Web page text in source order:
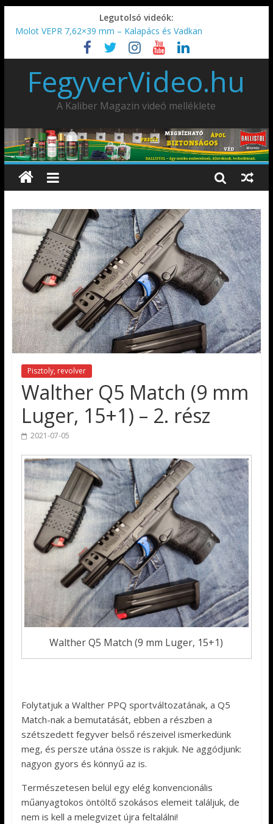
Legutolsó videók:
Molot VEPR 7,62×39 mm – Kalapács és Vadkan
IDÉN IS INDUL: Fegyvertervező- és gyártó szakmérnöki,
illetve szakspecialista képzés!!!
IWA2026 – Puskák 1. rész
Ardesa Patriot “FAPADOS” .45 elöltöltő perkussziós pisztoly
AMD-65 oktató METSZET
FegyverVideo.hu
A Kaliber Magazin videó melléklete
Pisztoly, revolver
Walther Q5 Match (9 mm
Luger, 15+1) – 2. rész
2021-07-05
Walther Q5 Match (9 mm Luger, 15+1)
Folytatjuk a Walther PPQ sportváltozatának, a Q5
Match-nak a bemutatását, ebben a részben a
szétszedett fegyver belső részeivel ismerkedünk
meg, és persze utána össze is rakjuk. Ne aggódjunk:
nagyon gyors és könnyű az is.
Természetesen belül egy elég konvencionális
műanyagtokos öntöltő szokásos elemeit találjuk, de
nem is kell a melegvizet újra feltalálni!